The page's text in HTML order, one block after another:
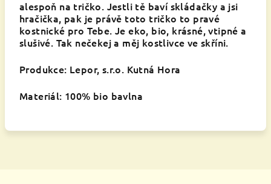
alespoň na tričko. Jestli tě baví skládačky a jsi
hračička, pak je právě toto tričko to pravé
kostnické pro Tebe. Je eko, bio, krásné, vtipné a
slušivé. Tak nečekej a měj kostlivce ve skříni.
Produkce: Lepor, s.r.o. Kutná Hora
Materiál: 100% bio bavlna